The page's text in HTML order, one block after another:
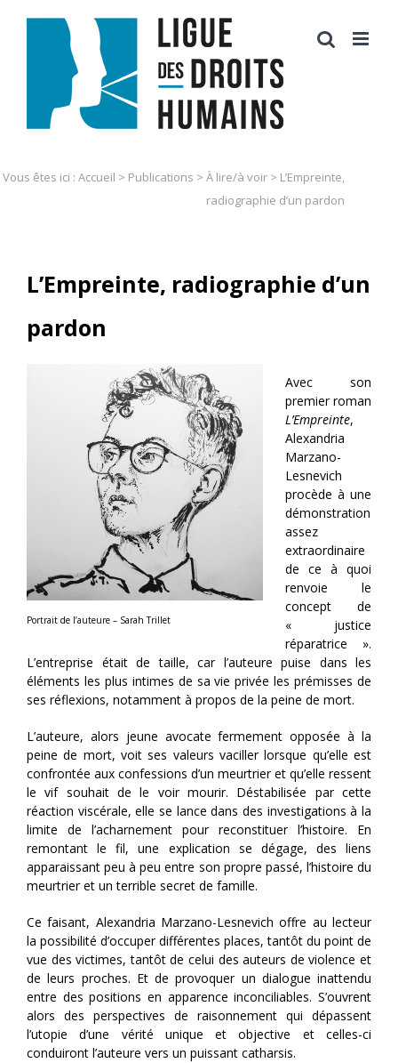
Vous êtes ici : Accueil > Publications > À lire/à voir > L’Empreinte,
radiographie d’un pardon
L’Empreinte, radiographie d’un
pardon
Portrait de l’auteure – Sarah Trillet
Avec son
premier roman
L’Empreinte,
Alexandria
Marzano-
Lesnevich
procède à une
démonstration
assez
extraordinaire
de ce à quoi
renvoie le
concept de
« justice
réparatrice ».
L’entreprise était de taille, car l’auteure puise dans les
éléments les plus intimes de sa vie privée les prémisses de
ses réflexions, notamment à propos de la peine de mort.
L’auteure, alors jeune avocate fermement opposée à la
peine de mort, voit ses valeurs vaciller lorsque qu’elle est
confrontée aux confessions d’un meurtrier et qu’elle ressent
le vif souhait de le voir mourir. Déstabilisée par cette
réaction viscérale, elle se lance dans des investigations à la
limite de l’acharnement pour reconstituer l’histoire. En
remontant le fil, une explication se dégage, des liens
apparaissant peu à peu entre son propre passé, l’histoire du
meurtrier et un terrible secret de famille.
Ce faisant, Alexandria Marzano-Lesnevich offre au lecteur
la possibilité d’occuper différentes places, tantôt du point de
vue des victimes, tantôt de celui des auteurs de violence et
de leurs proches. Et de provoquer un dialogue inattendu
entre des positions en apparence inconciliables. S’ouvrent
alors des perspectives de raisonnement qui dépassent
l’utopie d’une vérité unique et objective et celles-ci
conduiront l’auteure vers un puissant catharsis.